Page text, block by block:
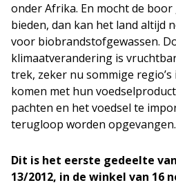
onder Afrika. En mocht de
bieden, dan kan het land altijd
voor biobrandstofgewassen.
klimaatverandering is
trek, zeker nu sommige
komen met hun
pachten en het voedsel te
terugloop worden opgevangen.
Dit is het eerste gedeelte
13/2012, in de winkel van 16